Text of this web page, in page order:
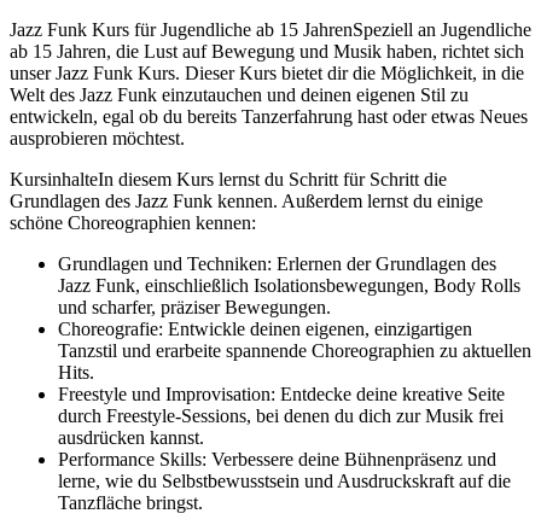
Jazz Funk Kurs für Jugendliche ab 15 JahrenSpeziell an Jugendliche
ab 15 Jahren, die Lust auf Bewegung und Musik haben, richtet sich
unser Jazz Funk Kurs. Dieser Kurs bietet dir die Möglichkeit, in die
Welt des Jazz Funk einzutauchen und deinen eigenen Stil zu
entwickeln, egal ob du bereits Tanzerfahrung hast oder etwas Neues
ausprobieren möchtest.
KursinhalteIn diesem Kurs lernst du Schritt für Schritt die
Grundlagen des Jazz Funk kennen. Außerdem lernst du einige
schöne Choreographien kennen:
Grundlagen und Techniken: Erlernen der Grundlagen des
Jazz Funk, einschließlich Isolationsbewegungen, Body Rolls
und scharfer, präziser Bewegungen.
Choreografie: Entwickle deinen eigenen, einzigartigen
Tanzstil und erarbeite spannende Choreographien zu aktuellen
Hits.
Freestyle und Improvisation: Entdecke deine kreative Seite
durch Freestyle-Sessions, bei denen du dich zur Musik frei
ausdrücken kannst.
Performance Skills: Verbessere deine Bühnenpräsenz und
lerne, wie du Selbstbewusstsein und Ausdruckskraft auf die
Tanzfläche bringst.